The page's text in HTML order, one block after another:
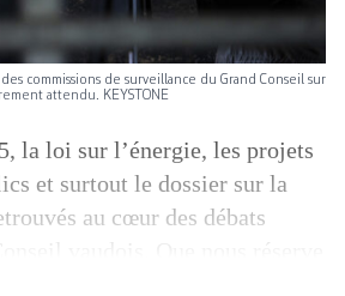
commissions de surveillance du Grand Conseil sur
attendu. KEYSTONE
la loi sur l’énergie, les projets
et surtout le dossier sur la
au cœur des débats